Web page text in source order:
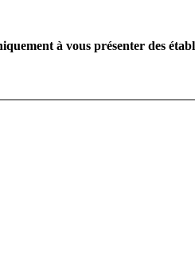
à vous présenter des